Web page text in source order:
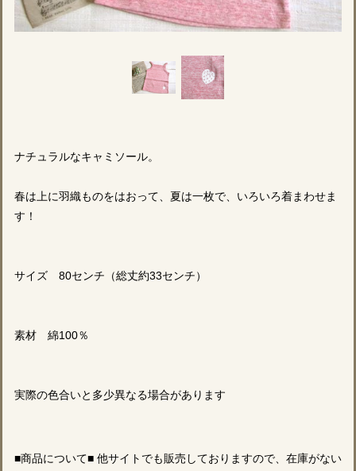
ナチュラルなキャミソール。
春は上に羽織ものをはおって、夏は一枚で、いろいろ着まわせま
す！
サイズ 80センチ（総丈約33センチ）
素材 綿100％
実際の色合いと多少異なる場合があります
■商品について■ 他サイトでも販売しておりますので、在庫がない